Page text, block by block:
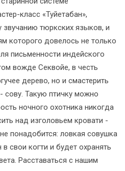
класс «Туйетабан»,
тюркских языков, и
которого довелось не только
письменности индейского
вожде Секвойе, в честь
дерево, но и смастерить
сову. Такую птичку можно
ночного охотника никогда
над изголовьем кровати -
понадобится: ловкая совушка
свои когти и будет охранять
Расставаться с нашим